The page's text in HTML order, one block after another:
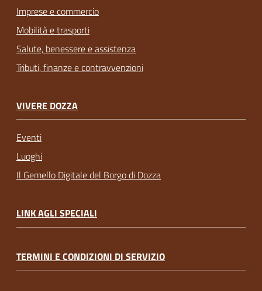
Imprese e commercio
Mobilità e trasporti
Salute, benessere e assistenza
Tributi, finanze e contravvenzioni
VIVERE DOZZA
Eventi
Luoghi
Il Gemello Digitale del Borgo di Dozza
LINK AGLI SPECIALI
TERMINI E CONDIZIONI DI SERVIZIO